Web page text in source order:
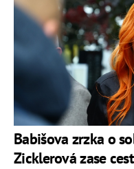
Babišova zrzka o
Zicklerová zase